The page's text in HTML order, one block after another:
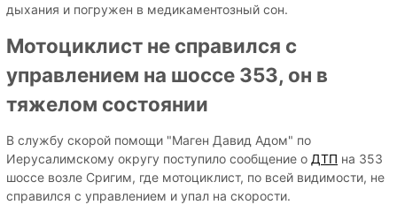
дыхания и погружен в медикаментозный сон.
Мотоциклист не справился с
управлением на шоссе 353, он в
тяжелом состоянии
В службу скорой помощи "Маген Давид Адом" по
Иерусалимскому округу поступило сообщение о ДТП на 353
шоссе возле Сригим, где мотоциклист, по всей видимости, не
справился с управлением и упал на скорости.